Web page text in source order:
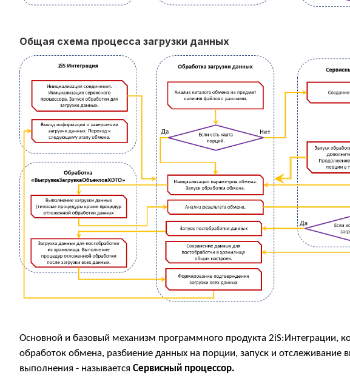
Общая схема процесса загрузки данных
Основной и базовый механизм программного продукта 2iS:Интеграции,
обработок обмена, разбиение данных на порции, запуск и
выполнения - называется Сервисный процессор.